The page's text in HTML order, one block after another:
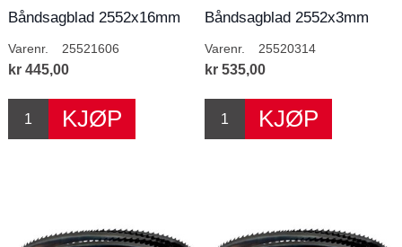
Båndsagblad 2552x16mm
Varenr. 25521606
kr 445,00
Båndsagblad 2552x3mm
Varenr. 25520314
kr 535,00